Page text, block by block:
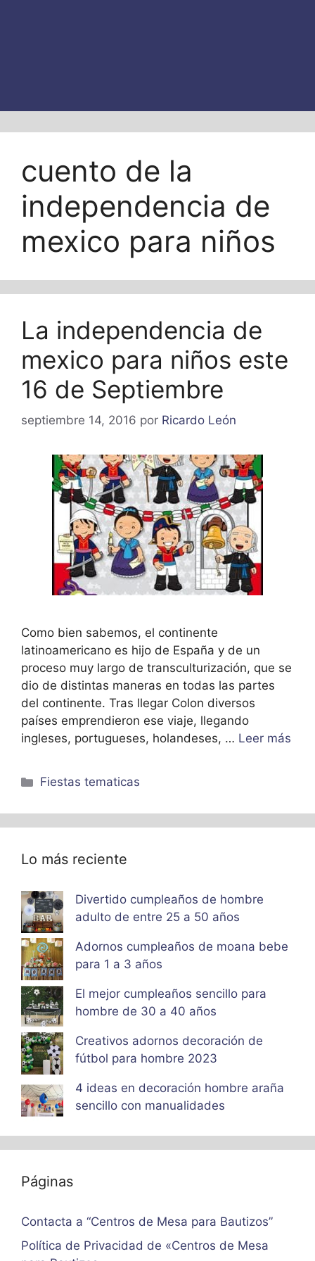
cuento de la
independencia de
mexico para niños
La independencia de
mexico para niños este
16 de Septiembre
septiembre 14, 2016 por Ricardo León
Como bien sabemos, el continente
latinoamericano es hijo de España y de un
proceso muy largo de transculturización, que se
dio de distintas maneras en todas las partes
del continente. Tras llegar Colon diversos
países emprendieron ese viaje, llegando
ingleses, portugueses, holandeses, … Leer más
Categorías
Fiestas tematicas
Lo más reciente
Divertido cumpleaños de hombre
adulto de entre 25 a 50 años
Adornos cumpleaños de moana bebe
para 1 a 3 años
El mejor cumpleaños sencillo para
hombre de 30 a 40 años
Creativos adornos decoración de
fútbol para hombre 2023
4 ideas en decoración hombre araña
sencillo con manualidades
Páginas
Contacta a “Centros de Mesa para Bautizos”
Política de Privacidad de «Centros de Mesa